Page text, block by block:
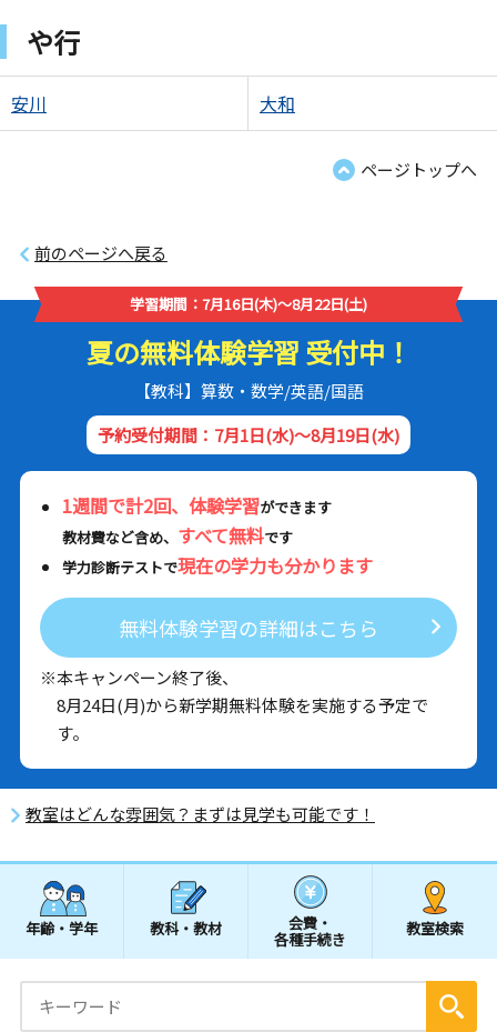
や行
安川 大和
ページトップへ
前のページへ戻る
学習期間：7月16日(木)～8月22日(土)
夏の無料体験学習 受付中！
【教科】算数・数学/英語/国語
予約受付期間：7月1日(水)～8月19日(水)
1週間で計2回、体験学習ができます
教材費など含め、 すべて無料です
学力診断テストで現在の学力も分かります
無料体験学習の詳細はこちら
※本キャンペーン終了後、
8月24日(月)から新学期無料体験を実施する予定で
す。
教室はどんな雰囲気？まずは見学も可能です！
年齢・学年 教科・教材 会費・
各種手続き
教室検索